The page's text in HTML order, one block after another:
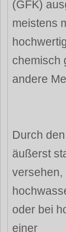
(GFK)
meistens
chemisch
andere
Durch
äußerst
versehen,
oder bei
einer